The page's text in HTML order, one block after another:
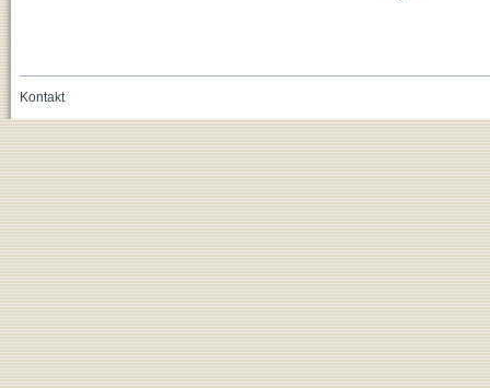
Kontakt